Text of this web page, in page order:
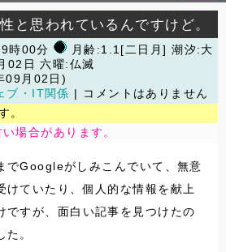
と思われているんですけど。
時00分
月齢:1.1[二日月] 潮汐:大
02日 六曜:仏滅
09月02日)
ブ・IT関係
| コメントはありません
。
場合があります。
でGoogleがしみこんでいて、無意
けていたり、個人的な情報を献上
ですが、面白い記事を見つけたの
。